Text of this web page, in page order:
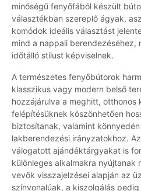
minőségű fenyőfából készült
választékban szereplő ágyak,
komódok ideális választást
mind a nappali berendezéséhez,
időtálló stílust képviselnek.
A természetes fenyőbútorok
klasszikus vagy modern belső
hozzájárulva a meghitt, otthonos
felépítésüknek köszönhetően
biztosítanak, valamint
lakberendezési irányzatokhoz.
válogatott ajándéktárgyakat is
különleges alkalmakra nyújtanak
vevők visszajelzései alapján az
színvonalúak, a kiszolgálás